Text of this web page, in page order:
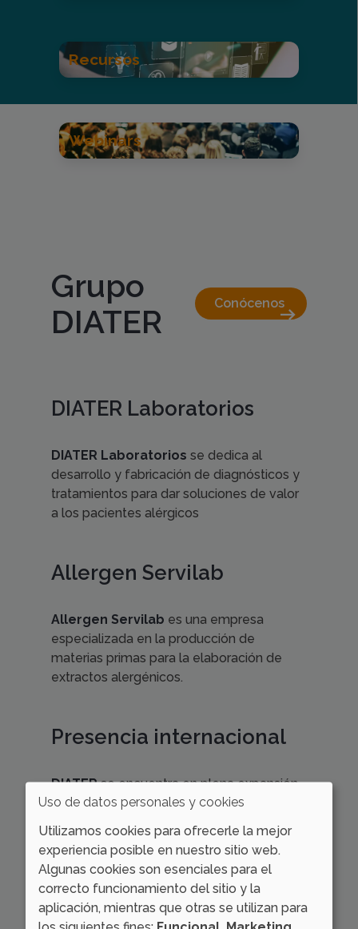
Recursos
Webinars
Grupo
DIATER
Conócenos arrow_right_alt
DIATER Laboratorios
DIATER Laboratorios se dedica al
desarrollo y fabricación de diagnósticos y
tratamientos para dar soluciones de valor
a los pacientes alérgicos
Allergen Servilab
Allergen Servilab es una empresa
especializada en la producción de
materias primas para la elaboración de
extractos alergénicos.
Presencia internacional
DIATERse encuentra en plena expansión
internacional. Actualmente, comercializa
sus productos en más de 40 países.
Uso de datos personales y cookies
Utilizamos cookies para ofrecerle la mejor
experiencia posible en nuestro sitio web.
Algunas cookies son esenciales para el
correcto funcionamiento del sitio y la
aplicación, mientras que otras se utilizan para